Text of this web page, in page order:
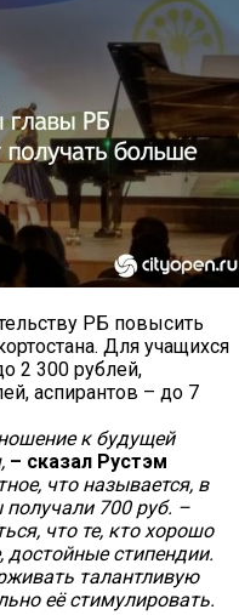
РБ повысить
Для учащихся
2 300 рублей,
аспирантов – до 7
к будущей
– сказал Рустэм
что называется, в
получали 700 руб. –
что те, кто хорошо
достойные стипендии.
талантливую
её стимулировать.